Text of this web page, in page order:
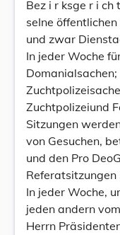
Bez i r ksge r i
seIne
und zwar
In jeder Woche
Zuchtpolizeiund
Sitzungen
von Gesuchen,
und den Pro
In jeder Woche,
jeden andern vom
Herrn